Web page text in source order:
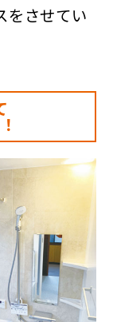
をさせてい